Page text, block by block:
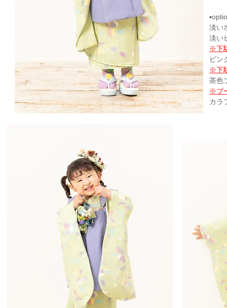
淡い
淡い
※下
ピン
※下
茶色
※ブ
カラ